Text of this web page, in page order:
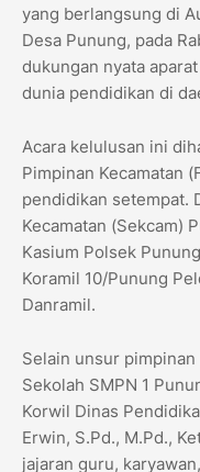
yang berlangsung di
Desa Punung, pada
dukungan nyata
dunia pendidikan di
​Acara kelulusan ini
Pimpinan Kecamatan
pendidikan setempat.
Kecamatan (Sekcam)
Kasium Polsek
Koramil 10/Punung
Danramil.
​Selain unsur
Sekolah SMPN 1
Korwil Dinas
Erwin, S.Pd., M.Pd.,
jajaran guru,